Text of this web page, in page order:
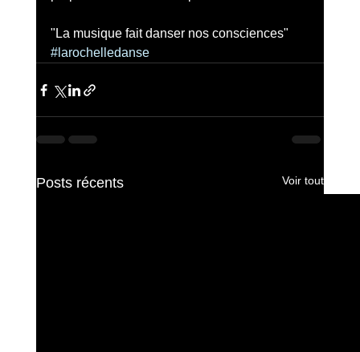
"La musique fait danser nos consciences"
#larochelledanse
Posts récents Voir tout